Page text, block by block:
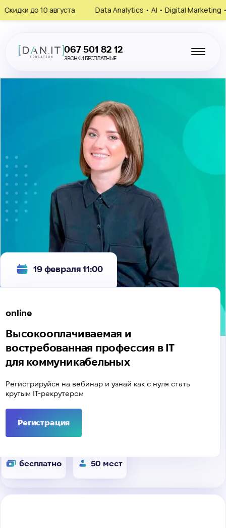
10 августа Data Analytics • AI • Digital Marketing • HR
067 501 82 12
ЗВОНКИ БЕСПЛАТНЫЕ
online
Высокооплачиваемая и
востребованная профессия в IТ
для коммуникабельных
Регистрируйся на вебинар и узнай как с нуля стать
крутым IТ-рекрутером
Регистрация
бесплатно 50 мест
19 февраля 11:00